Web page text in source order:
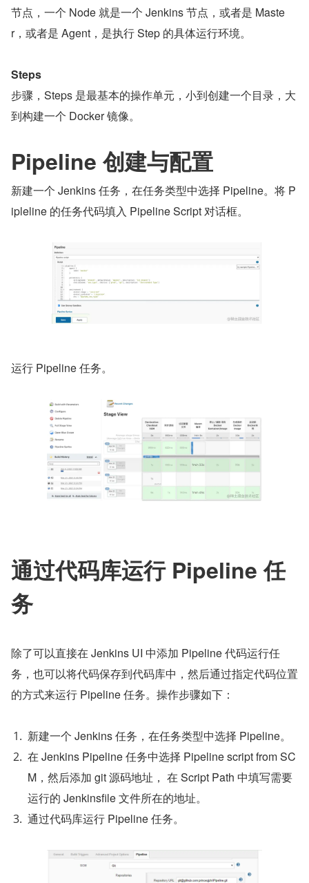
节点，一个 Node 就是一个 Jenkins 节点，或者是 Maste
r，或者是 Agent，是执行 Step 的具体运行环境。
Steps
步骤，Steps 是最基本的操作单元，小到创建一个目录，大
到构建一个 Docker 镜像。
Pipeline 创建与配置
新建一个 Jenkins 任务，在任务类型中选择 Pipeline。将 P
ipleline 的任务代码填入 Pipeline Script 对话框。
运行 Pipeline 任务。
通过代码库运行 Pipeline 任
务
除了可以直接在 Jenkins UI 中添加 Pipeline 代码运行任
务，也可以将代码保存到代码库中，然后通过指定代码位置
的方式来运行 Pipeline 任务。操作步骤如下：
新建一个 Jenkins 任务，在任务类型中选择 Pipeline。
在 Jenkins Pipeline 任务中选择 Pipeline script from SC
M，然后添加 git 源码地址， 在 Script Path 中填写需要
运行的 Jenkinsfile 文件所在的地址。
通过代码库运行 Pipeline 任务。